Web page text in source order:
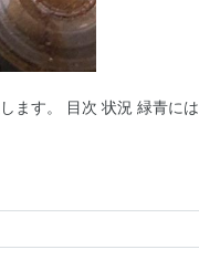
ます。 目次 状況 緑青には